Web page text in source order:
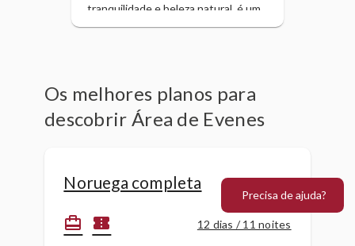
tranquilidade e beleza natural, é um
local perfeito para quem gosta de
Rago, famoso por suas cachoeiras
deslumbrantes e paisagens de
fiordes. Além disso, sua proximidade
com uma atmosfera mais relaxada e
Os melhores planos para
descobrir Área de Evenes
Noruega completa
card_travel confirmation_number 12 dias / 11 noites
Precisa de ajuda?